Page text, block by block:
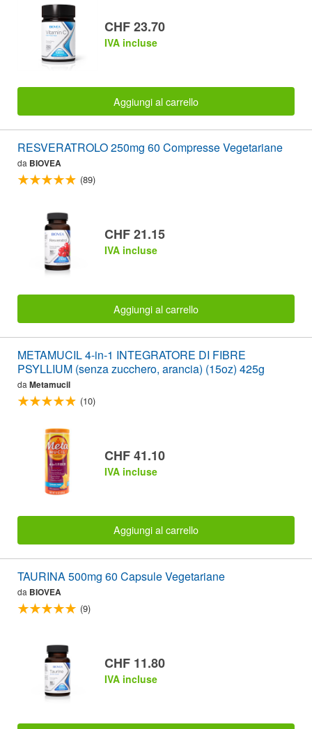
CHF 23.70
IVA incluse
Aggiungi al carrello
RESVERATROLO 250mg 60 Compresse Vegetariane
da BIOVEA
(89)
CHF 21.15
IVA incluse
Aggiungi al carrello
METAMUCIL 4-in-1 INTEGRATORE DI FIBRE
PSYLLIUM (senza zucchero, arancia) (15oz) 425g
da Metamucil
(10)
CHF 41.10
IVA incluse
Aggiungi al carrello
TAURINA 500mg 60 Capsule Vegetariane
da BIOVEA
(9)
CHF 11.80
IVA incluse